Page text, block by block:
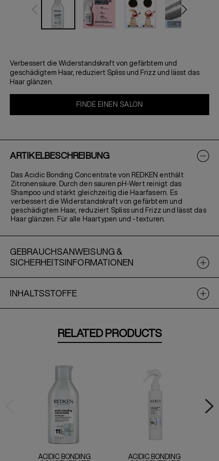
Verbessert die Widerstandskraft von gefärbtem und
geschädigtem Haar, reduziert Spliss und Frizz und lässt das
Haar glänzen.
FINDE EINEN SALON
ARTIKELBESCHREIBUNG
Das Acidic Bonding Concentrate von REDKEN enthält
Zitronensäure. Durch den sauren pH-Wert reinigt das
Shampoo und stärkt gleichzeitig die Haarfasern. Es
verbessert die Widerstandskraft von gefärbtem und
geschädigtem Haar, reduziert Spliss und Frizz und lässt das
Haar glänzen. Für alle Haartypen und -texturen.
GEBRAUCHSANWEISUNG &
SICHERHEITSINFORMATIONEN
INHALTSSTOFFE
RELATED PRODUCTS
ACIDIC BONDING
ACIDIC BONDING